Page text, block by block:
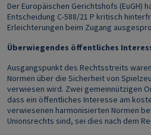
Der Europäischen Gerichtshofs (EuGH)
Entscheidung C-588/21 P kritisch
Erleichterungen beim Zugang
Überwiegendes öffentliches
Ausgangspunkt des Rechtsstreits
Normen über die Sicherheit von
verwiesen wird. Zwei gemeinnützigen
dass ein öffentliches Interesse am
verwiesenen harmonisierten Normen
Unionsrechts sind, sei dies nach dem